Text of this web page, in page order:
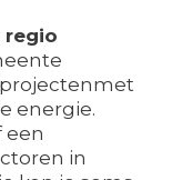
regio
energie.
een
in